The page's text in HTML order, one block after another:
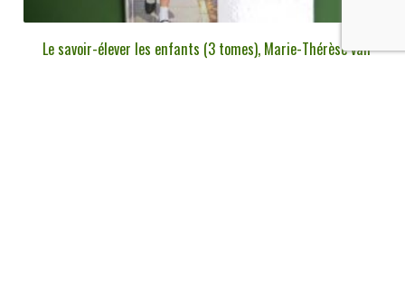
Le savoir-élever les enfants (3 tomes), Marie-Thérèse van